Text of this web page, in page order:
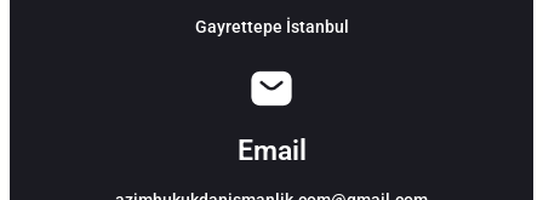
Gayrettepe İstanbul
Email